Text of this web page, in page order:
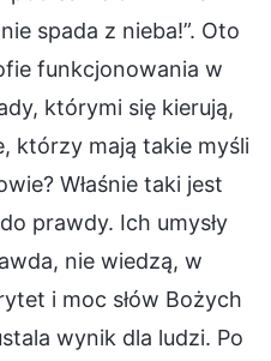
spada z nieba!”. Oto
funkcjonowania w
którymi się kierują,
którzy mają takie myśli
Właśnie taki jest
prawdy. Ich umysły
nie wiedzą, w
i moc słów Bożych
wynik dla ludzi. Po